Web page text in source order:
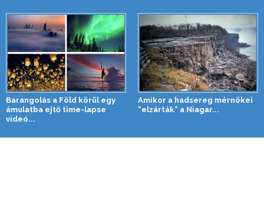
Barangolás a Föld körül egy
ámulatba ejtő time-lapse
videó...
Amikor a hadsereg mérnökei
“elzárták” a Niagar...